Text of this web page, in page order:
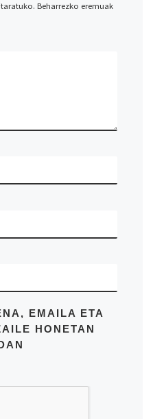
Beharrezko eremuak
EMAILA ETA
HONETAN